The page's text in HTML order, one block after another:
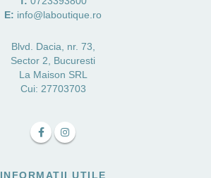
E: info@laboutique.ro
Blvd. Dacia, nr. 73,
Sector 2, Bucuresti
La Maison SRL
Cui: 27703703
INFORMATII UTILE